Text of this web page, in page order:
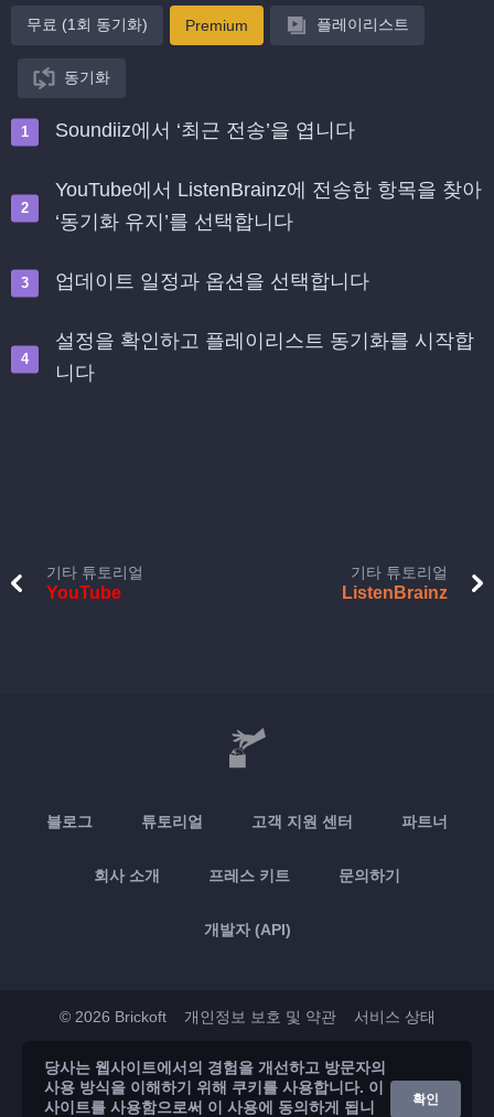
무료 (1회 동기화) Premium 플레이리스트
동기화
Soundiiz에서 ‘최근 전송’을 엽니다
YouTube에서 ListenBrainz에 전송한 항목을 찾아
‘동기화 유지’를 선택합니다
업데이트 일정과 옵션을 선택합니다
설정을 확인하고 플레이리스트 동기화를 시작합
니다
기타 튜토리얼
YouTube
기타 튜토리얼
ListenBrainz
블로그 튜토리얼 고객 지원 센터 파트너
회사 소개 프레스 키트 문의하기
개발자 (API)
© 2026 Brickoft 개인정보 보호 및 약관 서비스 상태
App Store Google Play
당사는 웹사이트에서의 경험을 개선하고 방문자의
사용 방식을 이해하기 위해 쿠키를 사용합니다. 이
사이트를 사용함으로써 이 사용에 동의하게 됩니
확인